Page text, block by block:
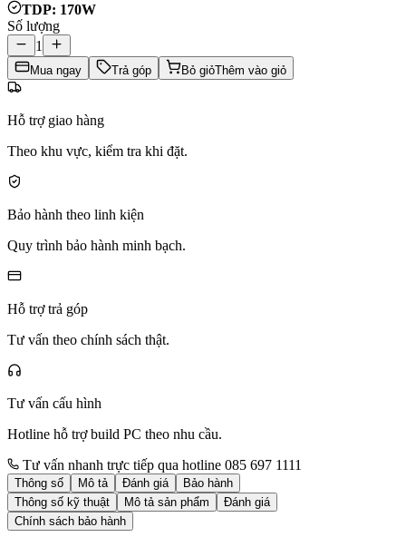
TDP: 170W
Số lượng
1
Mua ngay Trả góp Bỏ giỏThêm vào giỏ
Hỗ trợ giao hàng
Theo khu vực, kiểm tra khi đặt.
Bảo hành theo linh kiện
Quy trình bảo hành minh bạch.
Hỗ trợ trả góp
Tư vấn theo chính sách thật.
Tư vấn cấu hình
Hotline hỗ trợ build PC theo nhu cầu.
Tư vấn nhanh trực tiếp qua hotline 085 697 1111
Thông số Mô tả Đánh giá
Bảo hành
Thông số kỹ thuật
Mô tả sản phẩm
Đánh giá
Chính sách bảo hành